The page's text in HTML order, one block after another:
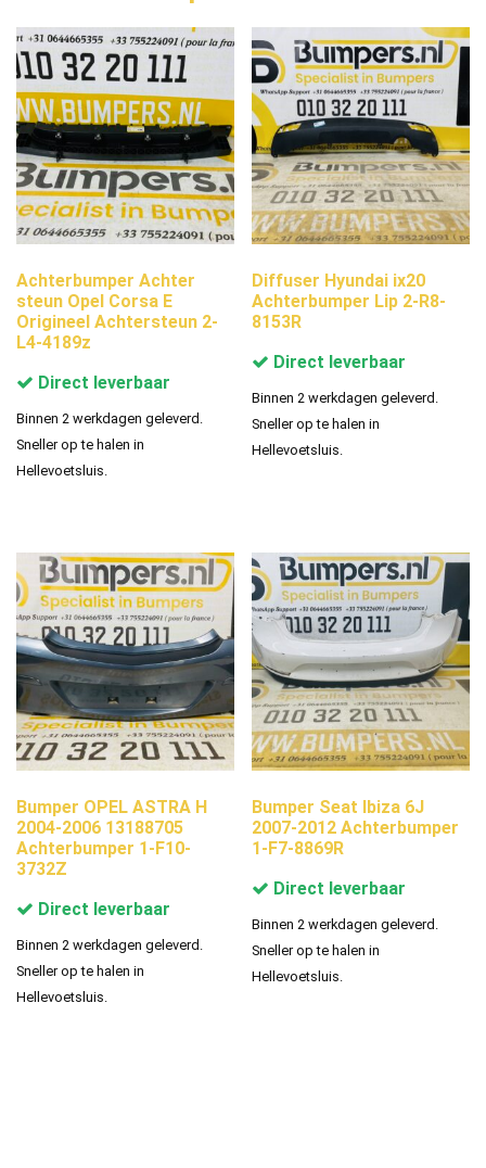
Achterbumper Achter
steun Opel Corsa E
Origineel Achtersteun 2-
L4-4189z
Direct leverbaar
Binnen 2 werkdagen geleverd.
Sneller op te halen in
Hellevoetsluis.
Diffuser Hyundai ix20
Achterbumper Lip 2-R8-
8153R
Direct leverbaar
Binnen 2 werkdagen geleverd.
Sneller op te halen in
Hellevoetsluis.
Bumper OPEL ASTRA H
2004-2006 13188705
Achterbumper 1-F10-
3732Z
Direct leverbaar
Binnen 2 werkdagen geleverd.
Sneller op te halen in
Hellevoetsluis.
Bumper Seat Ibiza 6J
2007-2012 Achterbumper
1-F7-8869R
Direct leverbaar
Binnen 2 werkdagen geleverd.
Sneller op te halen in
Hellevoetsluis.